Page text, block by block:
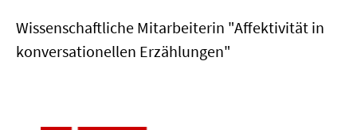
Wissenschaftliche Mitarbeiterin "Affektivität in
konversationellen Erzählungen"